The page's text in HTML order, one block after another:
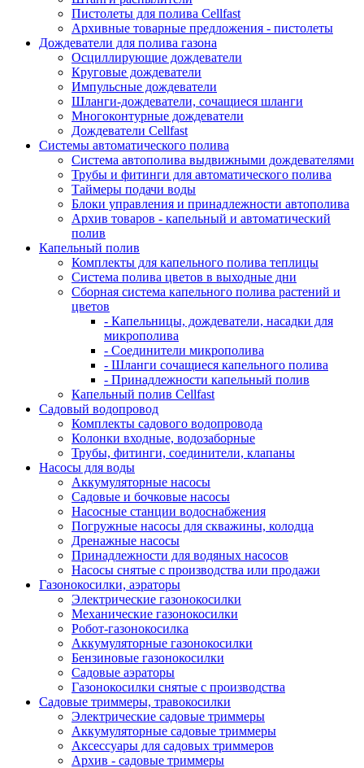
Пистолеты для полива Cellfast
Архивные товарные предложения - пистолеты
Дождеватели для полива газона
Осциллирующие дождеватели
Круговые дождеватели
Импульсные дождеватели
Шланги-дождеватели, сочащиеся шланги
Многоконтурные дождеватели
Дождеватели Cellfast
Системы автоматического полива
Система автополива выдвижными дождевателями
Трубы и фитинги для автоматического полива
Таймеры подачи воды
Блоки управления и принадлежности автополива
Архив товаров - капельный и автоматический
полив
Капельный полив
Комплекты для капельного полива теплицы
Система полива цветов в выходные дни
Сборная система капельного полива растений и
цветов
- Капельницы, дождеватели, насадки для
микрополива
- Соединители микрополива
- Шланги сочащиеся капельного полива
- Принадлежности капельный полив
Капельный полив Cellfast
Садовый водопровод
Комплекты садового водопровода
Колонки входные, водозаборные
Трубы, фитинги, соединители, клапаны
Насосы для воды
Аккумуляторные насосы
Садовые и бочковые насосы
Насосные станции водоснабжения
Погружные насосы для скважины, колодца
Дренажные насосы
Принадлежности для водяных насосов
Насосы снятые с производства или продажи
Газонокосилки, аэраторы
Электрические газонокосилки
Механические газонокосилки
Робот-газонокосилка
Аккумуляторные газонокосилки
Бензиновые газонокосилки
Садовые аэраторы
Газонокосилки снятые с производства
Садовые триммеры, травокосилки
Электрические садовые триммеры
Аккумуляторные садовые триммеры
Аксессуары для садовых триммеров
Архив - садовые триммеры